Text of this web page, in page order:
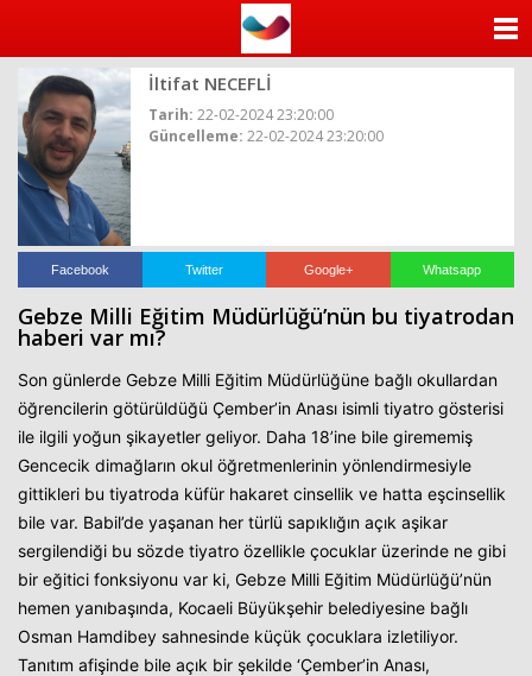
İltifat NECEFLİ
Tarih: 22-02-2024 23:20:00
Güncelleme: 22-02-2024 23:20:00
Facebook Twitter Google+ Whatsapp
Gebze Milli Eğitim Müdürlüğü’nün bu tiyatrodan
haberi var mı?
Son günlerde Gebze Milli Eğitim Müdürlüğüne bağlı okullardan
öğrencilerin götürüldüğü Çember’in Anası isimli tiyatro gösterisi
ile ilgili yoğun şikayetler geliyor. Daha 18’ine bile girememiş
Gencecik dimağların okul öğretmenlerinin yönlendirmesiyle
gittikleri bu tiyatroda küfür hakaret cinsellik ve hatta eşcinsellik
bile var. Babil’de yaşanan her türlü sapıklığın açık aşikar
sergilendiği bu sözde tiyatro özellikle çocuklar üzerinde ne gibi
bir eğitici fonksiyonu var ki, Gebze Milli Eğitim Müdürlüğü’nün
hemen yanıbaşında, Kocaeli Büyükşehir belediyesine bağlı
Osman Hamdibey sahnesinde küçük çocuklara izletiliyor.
Tanıtım afişinde bile açık bir şekilde ‘Çember’in Anası,
YAZARLAR
VİDEO GALERİ
KÜNYE
İLETİŞİM